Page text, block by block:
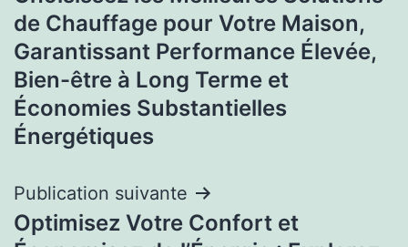
de Chauffage pour Votre Maison,
Garantissant Performance Élevée,
Bien-être à Long Terme et
Économies Substantielles
Énergétiques
Publication suivante
Optimisez Votre Confort et